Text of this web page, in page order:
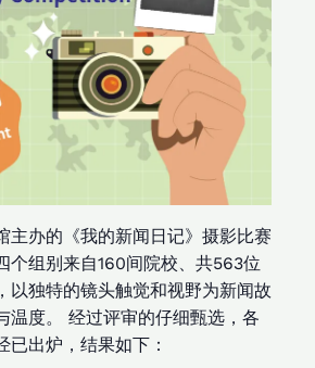
主办的《我的新闻日记》摄影比赛
个组别来自160间院校、共563位
以独特的镜头触觉和视野为新闻故
温度。 经过评审的仔细甄选，各
已出炉，结果如下：